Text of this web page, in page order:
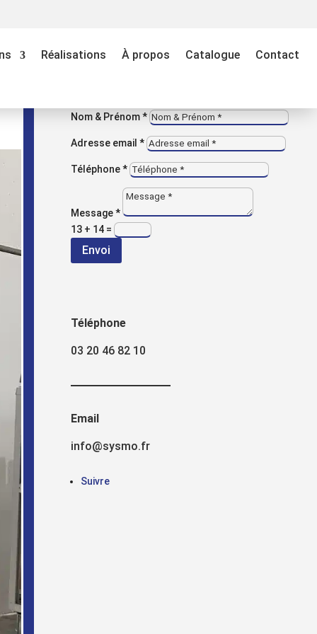
Réalisations À propos Catalogue Contact
Rechercher
Recent
Posts
Categorie
s
VOUS AVEZ UNE QUESTION ?
Contactez-nous
Nom & Prénom *
Adresse email *
Téléphone *
Message *
13 + 14 =
Envoi
Téléphone
03 20 46 82 10
Email
info@sysmo.fr
Suivre